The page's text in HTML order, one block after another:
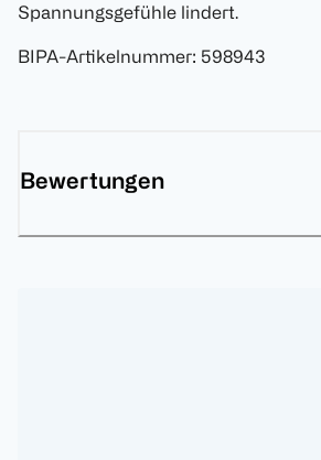
Spannungsgefühle lindert.
BIPA-Artikelnummer: 598943
Bewertungen